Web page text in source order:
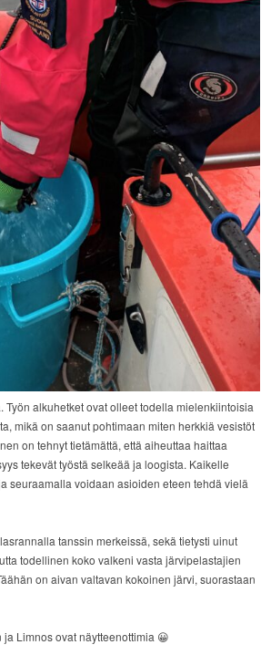
alkuhetket ovat olleet todella mielenkiintoisia
mikä on saanut pohtimaan miten herkkiä vesistöt
on tehnyt tietämättä, että aiheuttaa haittaa
tekevät työstä selkeää ja loogista. Kaikelle
seuraamalla voidaan asioiden eteen tehdä vielä
tanssin merkeissä, sekä tietysti uinut
todellinen koko valkeni vasta järvipelastajien
on aivan valtavan kokoinen järvi, suorastaan
Limnos ovat näytteenottimia 😀